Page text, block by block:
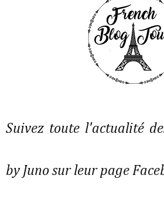
Suivez toute l'actualité
by Juno sur leur page